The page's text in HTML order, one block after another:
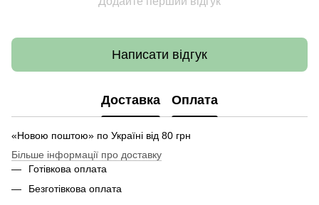
Написати відгук
Доставка Оплата
«Новою поштою» по Україні від 80 грн
Більше інформації про доставку
Готівкова оплата
Безготівкова оплата